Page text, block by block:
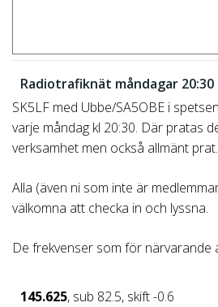
Radiotrafiknät måndagar 20:30
SK5LF med Ubbe/SA5OBE i
varje måndag kl 20:30. Där pratas
verksamhet men också allmänt prat.
Alla (även ni som inte är
välkomna att checka in och lyssna.
De frekvenser som för närvarande
145.625, sub 82.5, skift -0.6